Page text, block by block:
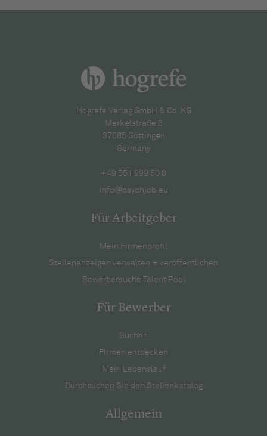
Hogrefe Verlag GmbH & Co. KG
Merkelstraße 3
37085 Göttingen
Germany
+49 551 999 50 0
info@psychjob.eu
Für Arbeitgeber
Mein Firmenprofil
Stellenanzeigen verwalten + veröffentlichen
Bewerbersuche Talent Pool
Für Bewerber
Suchen
Firmen entdecken
Mein Lebenslauf
Durchsuchen Sie den Stellenkatalog
Allgemein